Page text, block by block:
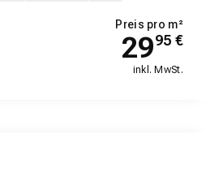
Preis pro m²
2995 €
inkl. MwSt.